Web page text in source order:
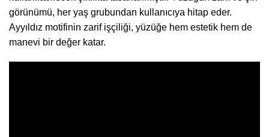
görünümü, her yaş grubundan kullanıcıya hitap eder.
Ayyıldız motifinin zarif işçiliği, yüzüğe hem estetik hem de
manevi bir değer katar.